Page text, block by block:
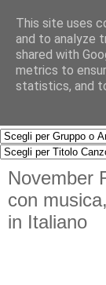
November
con
in Italiano
This site uses
and to analyze
shared with
metrics to
statistics, and